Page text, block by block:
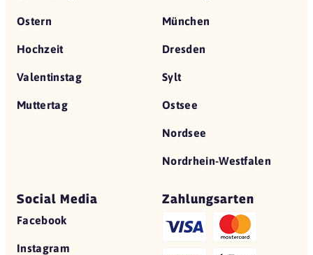
Ostern
Hochzeit
Valentinstag
Muttertag
München
Dresden
Sylt
Ostsee
Nordsee
Nordrhein-Westfalen
Social Media
Facebook
Instagram
Zahlungsarten